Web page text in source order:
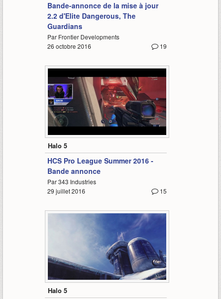
Bande-annonce de la mise à jour
2.2 d'Elite Dangerous, The
Guardians
Par Frontier Developments
19
26 octobre 2016
Halo 5
HCS Pro League Summer 2016 -
Bande annonce
Par 343 Industries
15
29 juillet 2016
0:28
Halo 5